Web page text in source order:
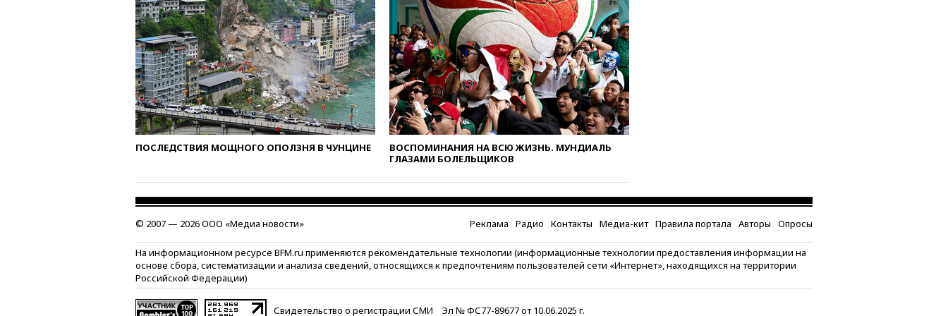
вчера, 18:15Путин указал на
нехватку врачей в
Белгородской области
вчера, 17:58ЕС отменил
временную защиту для
военнообязанных украинцев
вчера, 17:45Шуваев сообщил
об учащении атак ВСУ на
вчера, 17:35
области
вчера, 17:25Путин встретился
Белгородской области
Шуваевым
справился с возросшими
ПОСЛЕДСТВИЯ МОЩНОГО ОПОЛЗНЯ В ЧУНЦИНЕ
ВОСПОМИНАНИЯ НА ВСЮ ЖИЗНЬ. МУНДИАЛЬ
ГЛАЗАМИ БОЛЕЛЬЩИКОВ
© 2007 — 2026 ООО «Медиа новости» Реклама Радио Контакты Медиа-кит Правила портала Авторы Опросы
На информационном ресурсе BFM.ru применяются рекомендательные технологии (информационные технологии предоставления информации на
основе сбора, систематизации и анализа сведений, относящихся к предпочтениям пользователей сети «Интернет», находящихся на территории
Российской Федерации)
Свидетельство о регистрации СМИ Эл № ФС77-89677 от 10.06.2025 г.